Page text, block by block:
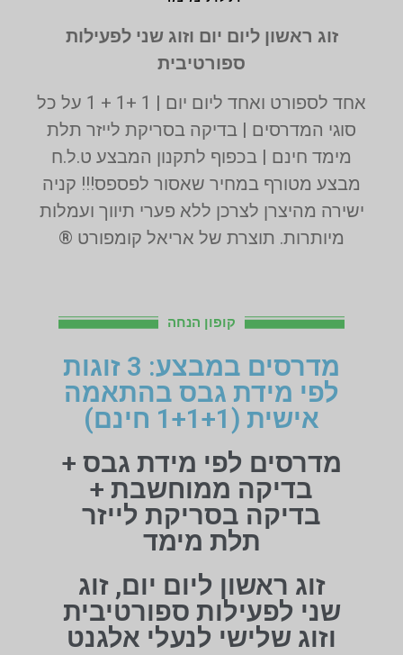
זוג ראשון ליום יום וזוג שני לפעילות
ספורטיבית
אחד לספורט ואחד ליום יום | 1 +1 + 1 על כל
סוגי המדרסים | בדיקה בסריקת לייזר תלת
מימד חינם | בכפוף לתקנון המבצע ט.ל.ח
מבצע מטורף במחיר שאסור לפספס!!! קניה
ישירה מהיצרן לצרכן ללא פערי תיווך ועמלות
מיותרות. תוצרת של אריאל קומפורט ®
קופון הנחה
מדרסים במבצע: 3 זוגות
לפי מידת גבס בהתאמה
אישית (1+1+1 חינם)
מדרסים לפי מידת גבס +
בדיקה ממוחשבת +
בדיקה בסריקת לייזר
תלת מימד
זוג ראשון ליום יום, זוג
שני לפעילות ספורטיבית
וזוג שלישי לנעלי אלגנט